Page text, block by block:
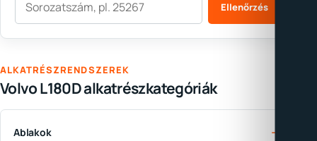
Ellenőrzés
ALKATRÉSZRENDSZEREK
Volvo L180D alkatrészkategóriák
Ablakok →